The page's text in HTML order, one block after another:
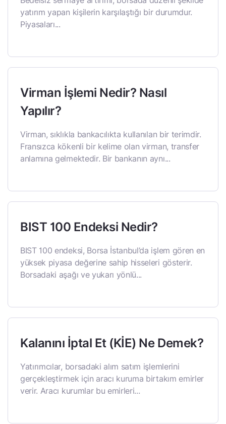
yatırım yapan kişilerin karşılaştığı bir durumdur.
Piyasaları...
Virman İşlemi Nedir? Nasıl
Yapılır?
Virman, sıklıkla bankacılıkta kullanılan bir terimdir.
Fransızca kökenli bir kelime olan virman, transfer
anlamına gelmektedir. Bir bankanın aynı...
BIST 100 Endeksi Nedir?
BIST 100 endeksi, Borsa İstanbul’da işlem gören en
yüksek piyasa değerine sahip hisseleri gösterir.
Borsadaki aşağı ve yukarı yönlü...
Kalanını İptal Et (KİE) Ne Demek?
Yatırımcılar, borsadaki alım satım işlemlerini
gerçekleştirmek için aracı kuruma birtakım emirler
verir. Aracı kurumlar bu emirleri...